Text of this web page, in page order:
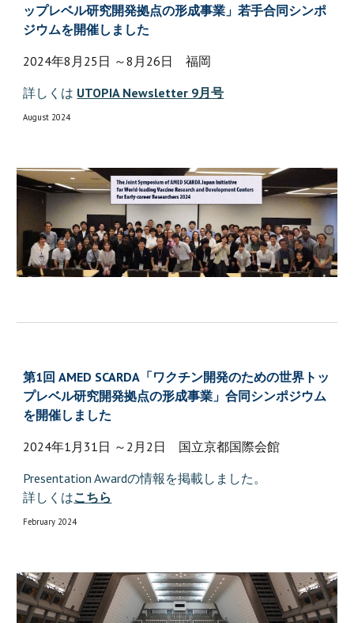
ップレベル研究開発拠点の形成事業」若手合同シンポ
ジウムを開催しました
2024年8月25日 ～8月26日 福岡
詳しくは UTOPIA Newsletter 9月号
August 2024
第1回 AMED SCARDA「ワクチン開発のための世界トッ
プレベル研究開発拠点の形成事業」合同シンポジウム
を開催しました
2024年1月31日 ～2月2日 国立京都国際会館
Presentation Awardの情報を掲載しました。
詳しくはこちら
February 2024